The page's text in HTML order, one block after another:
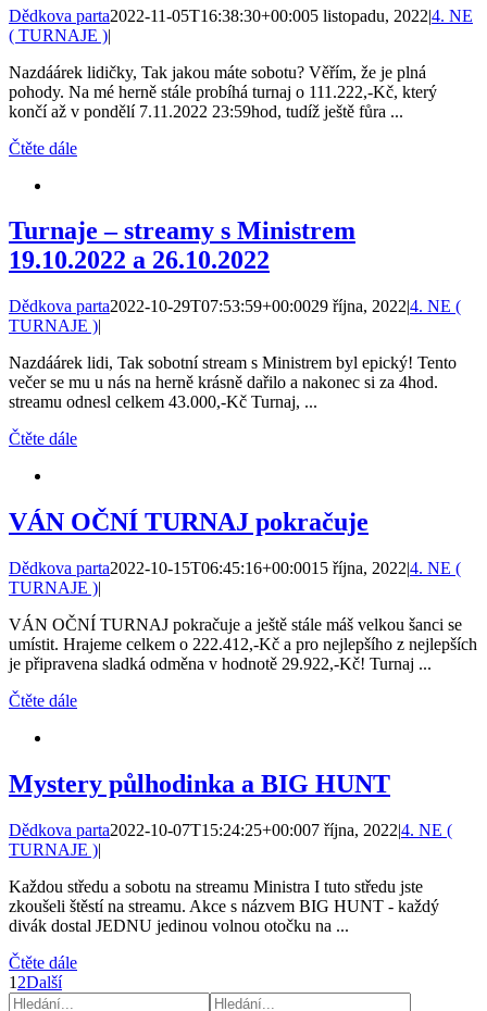
Dědkova parta2022-11-05T16:38:30+00:005 listopadu, 2022|4. NE
( TURNAJE )|
Nazdáárek lidičky, Tak jakou máte sobotu? Věřím, že je plná
pohody. Na mé herně stále probíhá turnaj o 111.222,-Kč, který
končí až v pondělí 7.11.2022 23:59hod, tudíž ještě fůra ...
Čtěte dále
Turnaje – streamy s Ministrem
19.10.2022 a 26.10.2022
Dědkova parta2022-10-29T07:53:59+00:0029 října, 2022|4. NE (
TURNAJE )|
Nazdáárek lidi, Tak sobotní stream s Ministrem byl epický! Tento
večer se mu u nás na herně krásně dařilo a nakonec si za 4hod.
streamu odnesl celkem 43.000,-Kč Turnaj, ...
Čtěte dále
VÁN OČNÍ TURNAJ pokračuje
Dědkova parta2022-10-15T06:45:16+00:0015 října, 2022|4. NE (
TURNAJE )|
VÁN OČNÍ TURNAJ pokračuje a ještě stále máš velkou šanci se
umístit. Hrajeme celkem o 222.412,-Kč a pro nejlepšího z nejlepších
je připravena sladká odměna v hodnotě 29.922,-Kč! Turnaj ...
Čtěte dále
Mystery půlhodinka a BIG HUNT
Dědkova parta2022-10-07T15:24:25+00:007 října, 2022|4. NE (
TURNAJE )|
Každou středu a sobotu na streamu Ministra I tuto středu jste
zkoušeli štěstí na streamu. Akce s názvem BIG HUNT - každý
divák dostal JEDNU jedinou volnou otočku na ...
Čtěte dále
1 2Další
Hledat:
Hledat: